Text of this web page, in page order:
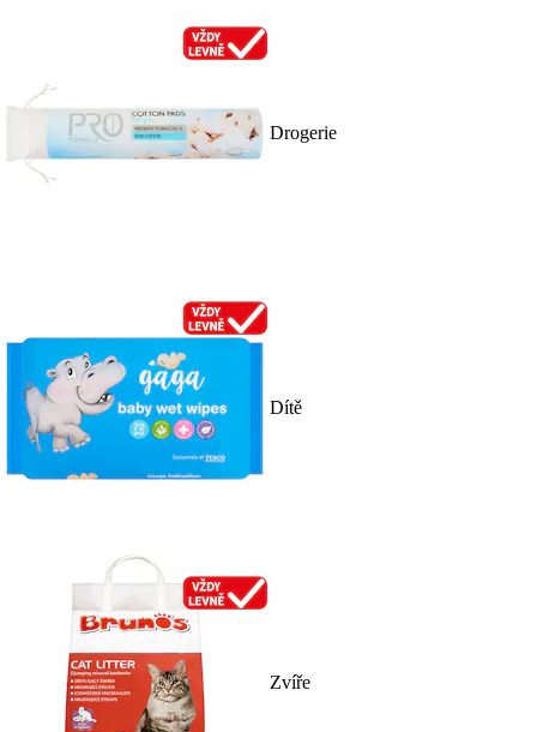
Drogerie
Dítě
Zvíře